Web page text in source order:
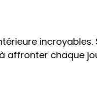
affronter chaque